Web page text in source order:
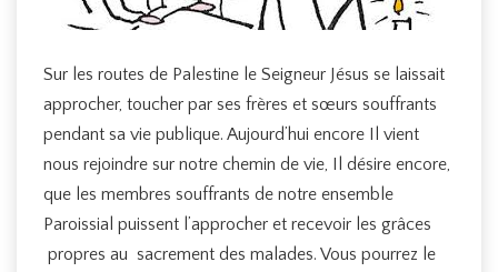
Sur les routes de Palestine le Seigneur Jésus se laissait
approcher, toucher par ses frères et sœurs souffrants
pendant sa vie publique. Aujourd’hui encore Il vient
nous rejoindre sur notre chemin de vie, Il désire encore,
que les membres souffrants de notre ensemble
Paroissial puissent l’approcher et recevoir les grâces
propres au sacrement des malades. Vous pourrez le